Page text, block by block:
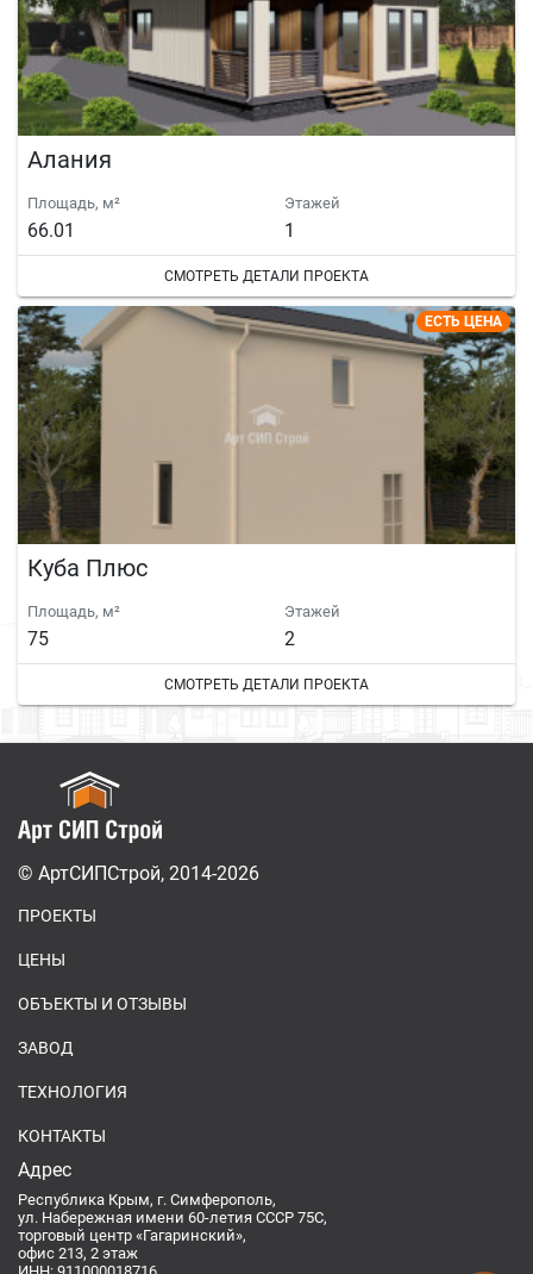
Алания
Площадь, м²
66.01
Этажей
1
СМОТРЕТЬ ДЕТАЛИ ПРОЕКТА
ЕСТЬ ЦЕНА
Куба Плюс
Площадь, м²
75
Этажей
2
СМОТРЕТЬ ДЕТАЛИ ПРОЕКТА
© АртСИПСтрой, 2014-2026
ПРОЕКТЫ
ЦЕНЫ
ОБЪЕКТЫ И ОТЗЫВЫ
ЗАВОД
ТЕХНОЛОГИЯ
КОНТАКТЫ
Адрес
Республика Крым, г. Симферополь,
ул. Набережная имени 60-летия СССР 75С,
торговый центр «Гагаринский»,
офис 213, 2 этаж